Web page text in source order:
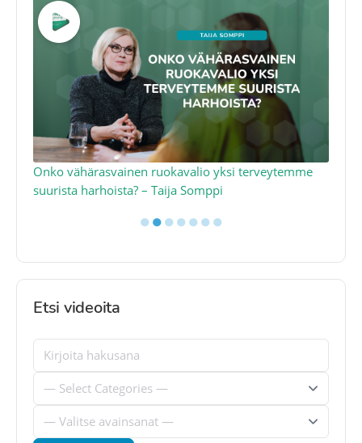
Onko vähärasvainen ruokavalio yksi terveytemme
suurista harhoista? – Taija Somppi
●●●●●●●
Etsi videoita